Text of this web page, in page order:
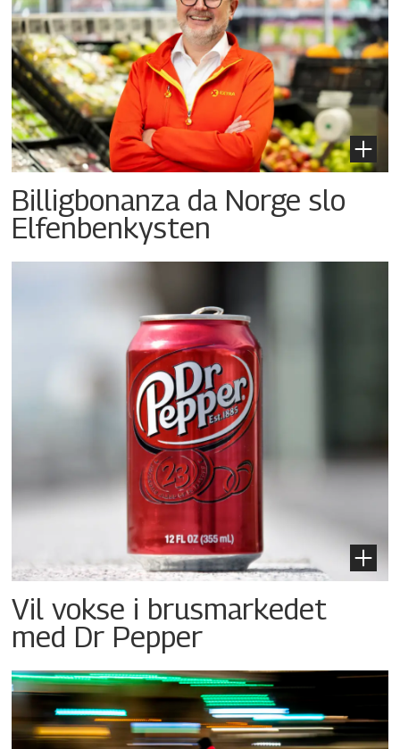
Billigbonanza da Norge slo
Elfenbenkysten
Vil vokse i brusmarkedet
med Dr Pepper